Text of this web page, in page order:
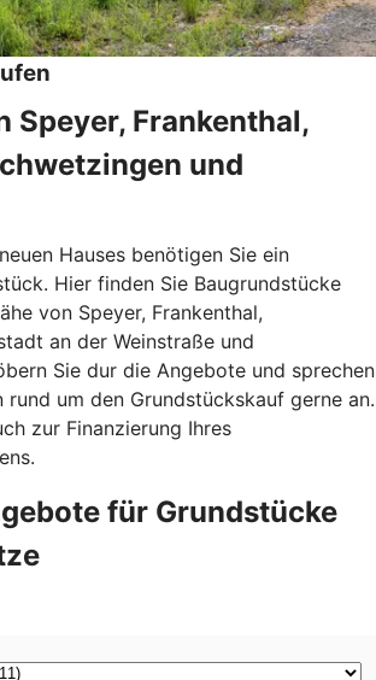
Speyer, Frankenthal,
und
Hauses benötigen Sie ein
Hier finden Sie Baugrundstücke
von Speyer, Frankenthal,
an der Weinstraße und
Sie dur die Angebote und sprechen
rund um den Grundstückskauf gerne an.
zur Finanzierung Ihres
für Grundstücke